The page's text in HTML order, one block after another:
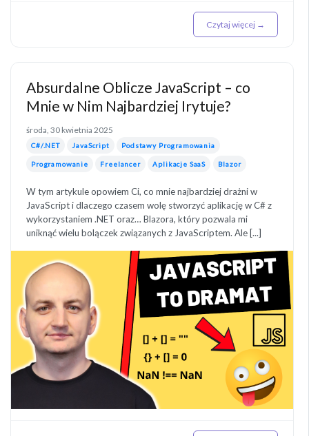
Czytaj więcej →
Absurdalne Oblicze JavaScript – co
Mnie w Nim Najbardziej Irytuje?
środa, 30 kwietnia 2025
C#/.NET JavaScript Podstawy Programowania
Programowanie Freelancer Aplikacje SaaS Blazor
W tym artykule opowiem Ci, co mnie najbardziej drażni w
JavaScript i dlaczego czasem wolę stworzyć aplikację w C# z
wykorzystaniem .NET oraz… Blazora, który pozwala mi
uniknąć wielu bolączek związanych z JavaScriptem. Ale [...]